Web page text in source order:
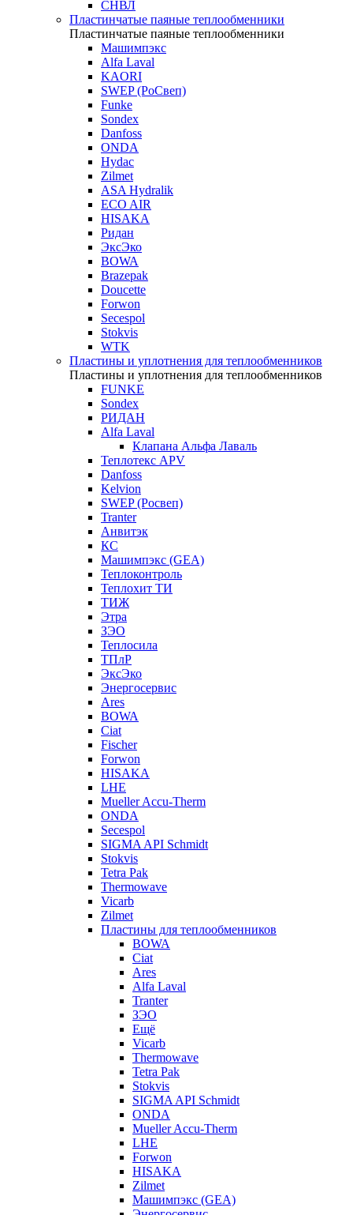
СНВЛ
Пластинчатые паяные теплообменники
Пластинчатые паяные теплообменники
Машимпэкс
Alfa Laval
KAORI
SWEP (РоСвеп)
Funke
Sondex
Danfoss
ONDA
Hydac
Zilmet
ASA Hydralik
ECO AIR
HISAKA
Ридан
ЭксЭко
BOWA
Brazepak
Doucette
Forwon
Secespol
Stokvis
WTK
Пластины и уплотнения для теплообменников
Пластины и уплотнения для теплообменников
FUNKE
Sondex
РИДАН
Alfa Laval
Клапана Альфа Лаваль
Теплотекс APV
Danfoss
Kelvion
SWEP (Росвеп)
Tranter
Анвитэк
КС
Машимпэкс (GEA)
Теплоконтроль
Теплохит ТИ
ТИЖ
Этра
ЗЭО
Теплосила
ТПлР
ЭксЭко
Энергосервис
Ares
BOWA
Ciat
Fischer
Forwon
HISAKA
LHE
Mueller Accu-Therm
ONDA
Secespol
SIGMA API Schmidt
Stokvis
Tetra Pak
Thermowave
Vicarb
Zilmet
Пластины для теплообменников
BOWA
Ciat
Ares
Alfa Laval
Tranter
ЗЭО
Ещё
Vicarb
Thermowave
Tetra Pak
Stokvis
SIGMA API Schmidt
ONDA
Mueller Accu-Therm
LHE
Forwon
HISAKA
Zilmet
Машимпэкс (GEA)